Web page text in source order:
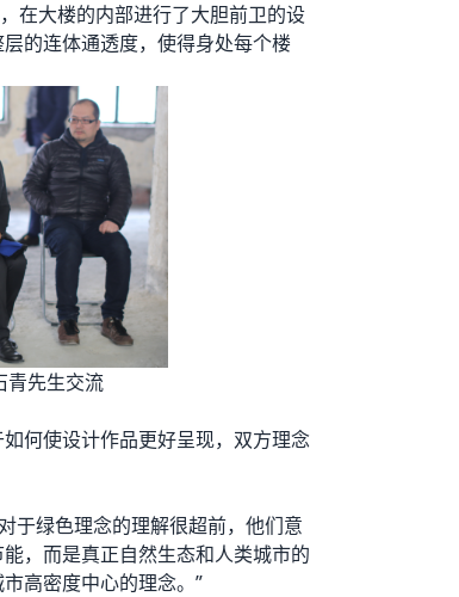
在大楼的内部进行了大胆前卫的设
的连体通透度，使得身处每个楼
青先生交流
何使设计作品更好呈现，双方理念
于绿色理念的理解很超前，他们意
，而是真正自然生态和人类城市的
高密度中心的理念。”